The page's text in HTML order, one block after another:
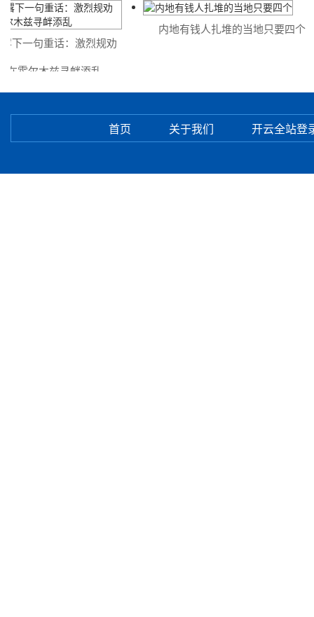
一句重话：激烈规劝
霍尔木兹寻衅添乱
内地有钱人扎堆的当地只要四个
首页 关于我们 开云全站登